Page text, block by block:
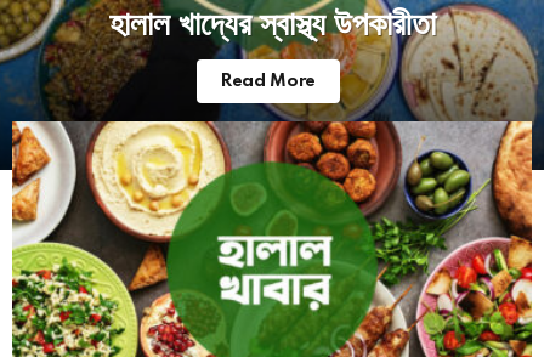
হালাল খাদ্যের স্বাস্থ্য উপকারীতা
Read More